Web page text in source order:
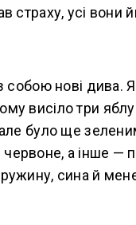
страху, усі вони
собою нові дива.
висіло три
було ще
а інше —
сина й